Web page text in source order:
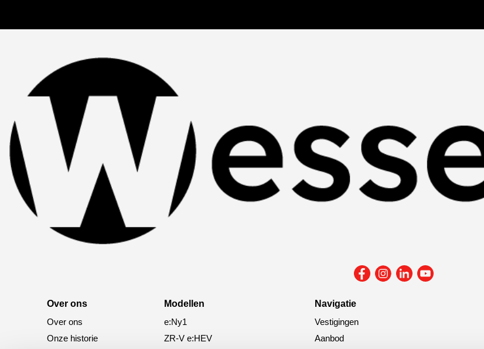
Over ons
Over ons
Onze historie
Modellen
e:Ny1
ZR-V e:HEV
Navigatie
Vestigingen
Aanbod